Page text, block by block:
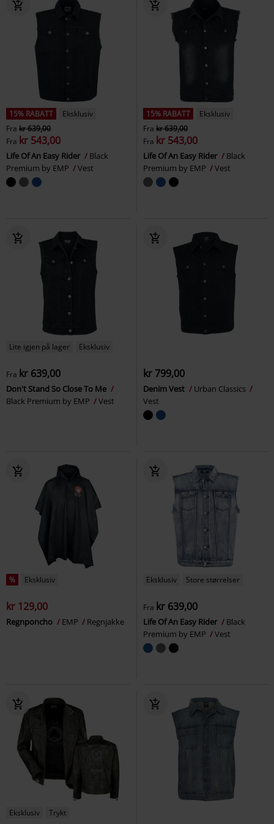
15% RABATT
Eksklusiv
Fra kr 639,00
Fra kr 543,00
Life Of An Easy Rider
Black
Premium by EMP
Vest
15% RABATT
Eksklusiv
Fra kr 639,00
Fra kr 543,00
Life Of An Easy Rider
Black
Premium by EMP
Vest
Lite igjen på lager Eksklusiv
Fra kr 639,00
Don't Stand So Close To Me
Black Premium by EMP
Vest
kr 799,00
Denim Vest
Urban Classics
Vest
% Eksklusiv
kr 129,00
Regnponcho EMP Regnjakke
Eksklusiv Store størrelser
Fra kr 639,00
Life Of An Easy Rider
Black
Premium by EMP
Vest
Eksklusiv Trykt